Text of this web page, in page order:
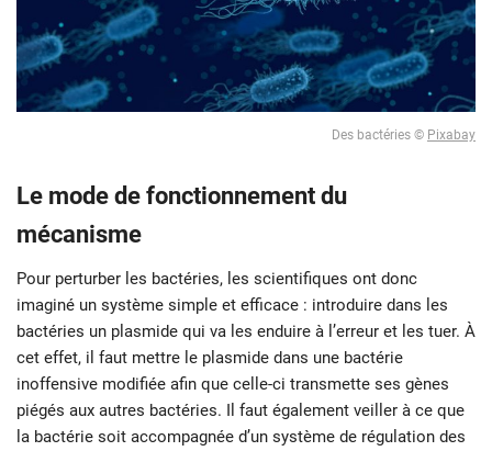
Des bactéries © Pixabay
Le mode de fonctionnement du
mécanisme
Pour perturber les bactéries, les scientifiques ont donc
imaginé un système simple et efficace : introduire dans les
bactéries un plasmide qui va les enduire à l’erreur et les tuer. À
cet effet, il faut mettre le plasmide dans une bactérie
inoffensive modifiée afin que celle-ci transmette ses gènes
piégés aux autres bactéries. Il faut également veiller à ce que
la bactérie soit accompagnée d’un système de régulation des